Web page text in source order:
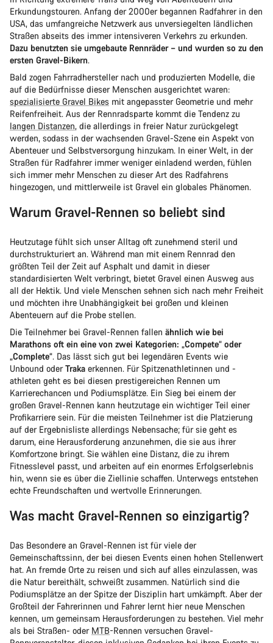
Erkundungstouren. Anfang der 2000er begannen Radfahrer in den
USA, das umfangreiche Netzwerk aus unversiegelten ländlichen
Straßen abseits des immer intensiveren Verkehrs zu erkunden.
Dazu benutzten sie umgebaute Rennräder – und wurden so zu den
ersten Gravel-Bikern.
Bald zogen Fahrradhersteller nach und produzierten Modelle, die
auf die Bedürfnisse dieser Menschen ausgerichtet waren:
spezialisierte Gravel Bikes mit angepasster Geometrie und mehr
Reifenfreiheit. Aus der Rennradsparte kommt die Tendenz zu
langen Distanzen, die allerdings in freier Natur zurückgelegt
werden, sodass in der wachsenden Gravel-Szene ein Aspekt von
Abenteuer und Selbstversorgung hinzukam. In einer Welt, in der
Straßen für Radfahrer immer weniger einladend werden, fühlen
sich immer mehr Menschen zu dieser Art des Radfahrens
hingezogen, und mittlerweile ist Gravel ein globales Phänomen.
Warum Gravel-Rennen so beliebt sind
Heutzutage fühlt sich unser Alltag oft zunehmend steril und
durchstrukturiert an. Während man mit einem Rennrad den
größten Teil der Zeit auf Asphalt und damit in dieser
standardisierten Welt verbringt, bietet Gravel einen Ausweg aus
all der Hektik. Und viele Menschen sehnen sich nach mehr Freiheit
und möchten ihre Unabhängigkeit bei großen und kleinen
Abenteuern auf die Probe stellen.
Die Teilnehmer bei Gravel-Rennen fallen ähnlich wie bei
Marathons oft ein eine von zwei Kategorien: „Compete“ oder
„Complete“. Das lässt sich gut bei legendären Events wie
Unbound oderTraka erkennen. Für Spitzenathletinnen und -
athleten geht es bei diesen prestigereichen Rennen um
Karrierechancen und Podiumsplätze. Ein Sieg bei einem der
großen Gravel-Rennen kann heutzutage ein wichtiger Teil einer
Profikarriere sein. Für die meisten Teilnehmer ist die Platzierung
auf der Ergebnisliste allerdings Nebensache; für sie geht es
darum, eine Herausforderung anzunehmen, die sie aus ihrer
Komfortzone bringt. Sie wählen eine Distanz, die zu ihrem
Fitnesslevel passt, und arbeiten auf ein enormes Erfolgserlebnis
hin, wenn sie es über die Ziellinie schaffen. Unterwegs entstehen
echte Freundschaften und wertvolle Erinnerungen.
Was macht Gravel-Rennen so einzigartig?
Das Besondere an Gravel-Rennen ist für viele der
Gemeinschaftssinn, der bei diesen Events einen hohen Stellenwert
hat. An fremde Orte zu reisen und sich auf alles einzulassen, was
die Natur bereithält, schweißt zusammen. Natürlich sind die
Podiumsplätze an der Spitze der Disziplin hart umkämpft. Aber der
Großteil der Fahrerinnen und Fahrer lernt hier neue Menschen
kennen, um gemeinsam Herausforderungen zu bestehen. Viel mehr
als bei Straßen- oder MTB-Rennen versuchen Gravel-